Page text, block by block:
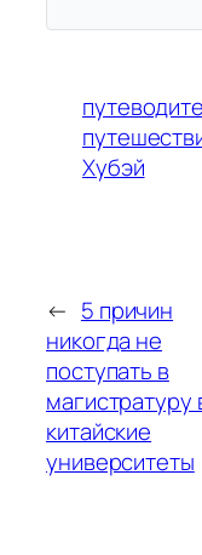
Хубэй
← 5 причин
никогда не
поступать в
магистратуру
китайские
университеты